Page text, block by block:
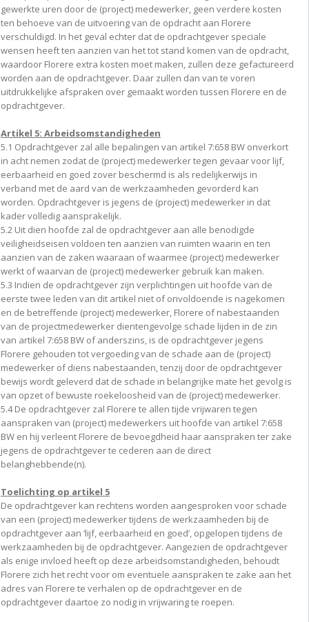
gewerkte uren door de (project) medewerker, geen verdere kosten
ten behoeve van de uitvoering van de opdracht aan Florere
verschuldigd. In het geval echter dat de opdrachtgever speciale
wensen heeft ten aanzien van het tot stand komen van de opdracht,
waardoor Florere extra kosten moet maken, zullen deze gefactureerd
worden aan de opdrachtgever. Daar zullen dan van te voren
uitdrukkelijke afspraken over gemaakt worden tussen Florere en de
opdrachtgever.
Artikel 5: Arbeidsomstandigheden
5.1 Opdrachtgever zal alle bepalingen van artikel 7:658 BW onverkort
in acht nemen zodat de (project) medewerker tegen gevaar voor lijf,
eerbaarheid en goed zover beschermd is als redelijkerwijs in
verband met de aard van de werkzaamheden gevorderd kan
worden. Opdrachtgever is jegens de (project) medewerker in dat
kader volledig aansprakelijk.
5.2 Uit dien hoofde zal de opdrachtgever aan alle benodigde
veiligheidseisen voldoen ten aanzien van ruimten waarin en ten
aanzien van de zaken waaraan of waarmee (project) medewerker
werkt of waarvan de (project) medewerker gebruik kan maken.
5.3 Indien de opdrachtgever zijn verplichtingen uit hoofde van de
eerste twee leden van dit artikel niet of onvoldoende is nagekomen
en de betreffende (project) medewerker, Florere of nabestaanden
van de projectmedewerker dientengevolge schade lijden in de zin
van artikel 7:658 BW of anderszins, is de opdrachtgever jegens
Florere gehouden tot vergoeding van de schade aan de (project)
medewerker of diens nabestaanden, tenzij door de opdrachtgever
bewijs wordt geleverd dat de schade in belangrijke mate het gevolg is
van opzet of bewuste roekeloosheid van de (project) medewerker.
5.4 De opdrachtgever zal Florere te allen tijde vrijwaren tegen
aanspraken van (project) medewerkers uit hoofde van artikel 7:658
BW en hij verleent Florere de bevoegdheid haar aanspraken ter zake
jegens de opdrachtgever te cederen aan de direct
belanghebbende(n).
Toelichting op artikel 5
De opdrachtgever kan rechtens worden aangesproken voor schade
van een (project) medewerker tijdens de werkzaamheden bij de
opdrachtgever aan ‘lijf, eerbaarheid en goed’, opgelopen tijdens de
werkzaamheden bij de opdrachtgever. Aangezien de opdrachtgever
als enige invloed heeft op deze arbeidsomstandigheden, behoudt
Florere zich het recht voor om eventuele aanspraken te zake aan het
adres van Florere te verhalen op de opdrachtgever en de
opdrachtgever daartoe zo nodig in vrijwaring te roepen.